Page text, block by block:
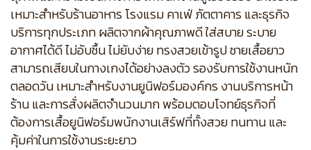
เหมาะสำหรับร้านอาหาร โรงแรม คาเฟ่ ภัตตาคาร และธุรกิจ
บริการทุกประเภท ผลิตจากผ้าคุณภาพดี ใส่สบาย ระบาย
อากาศได้ดี ไม่อับชื้น ไม่ยับง่าย ทรงสวยเข้ารูป ชายเสื้อยาว
สามารถเสียบในกางเกงได้อย่างลงตัว รองรับการใช้งานหนัก
ตลอดวัน เหมาะสำหรับงานยูนิฟอร์มองค์กร งานบริการหน้า
ร้าน และการสั่งผลิตจำนวนมาก พร้อมตอบโจทย์ธุรกิจที่
ต้องการเสื้อยูนิฟอร์มพนักงานเสิร์ฟที่ทั้งสวย ทนทาน และ
คุ้มค่าในการใช้งานระยะยาว